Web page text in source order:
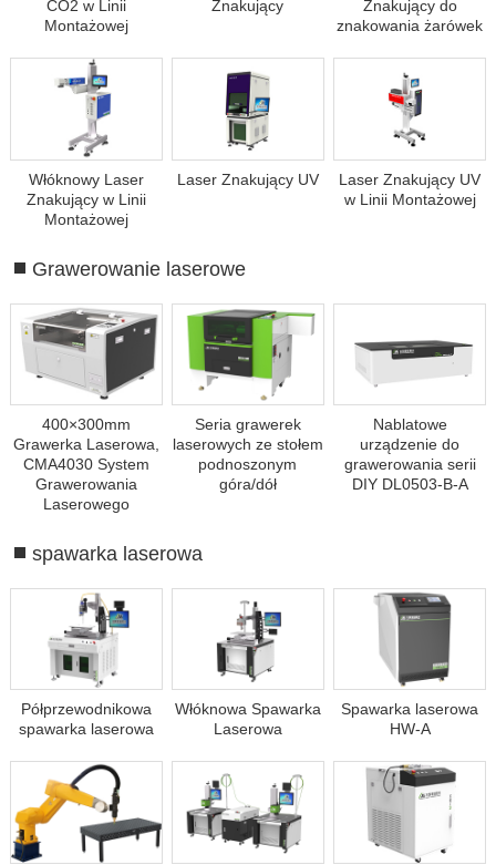
CO2 w Linii
Montażowej
Znakujący
Znakujący do
znakowania żarówek
Włóknowy Laser
Znakujący w Linii
Montażowej
Laser Znakujący UV
Laser Znakujący UV
w Linii Montażowej
Grawerowanie laserowe
400×300mm
Grawerka Laserowa,
CMA4030 System
Grawerowania
Laserowego
Seria grawerek
laserowych ze stołem
podnoszonym
góra/dół
Nablatowe
urządzenie do
grawerowania serii
DIY DL0503-B-A
spawarka laserowa
Półprzewodnikowa
spawarka laserowa
Włóknowa Spawarka
Laserowa
Spawarka laserowa
HW-A